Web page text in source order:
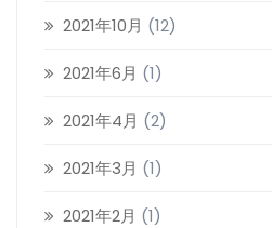
2021年10月 (12)
2021年6月 (1)
2021年4月 (2)
2021年3月 (1)
2021年2月 (1)